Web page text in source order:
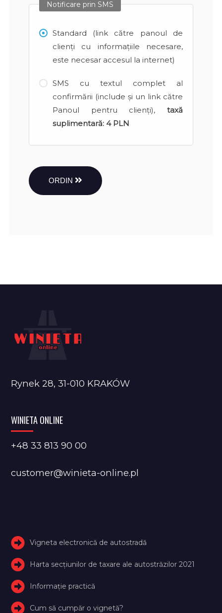
Notificare prin SMS
Standard (link către panoul de
clienți cu informațiile necesare,
este necesar accesul la internet)
SMS cu textul complet al
confirmării (include și un link către
Panoul pentru clienți), taxă
suplimentară: 4 PLN
ORDIN
Rynek 28, 31-010 KRAKÓW
WINIETA ONLINE
+48 33 813 90 00
customer@winieta-online.pl
Vigneta electronică de autostradă
Harta secțiunilor de taxare ale autostrăzilor 2021
Informație practică
Cum să cumpăr o vignetă?